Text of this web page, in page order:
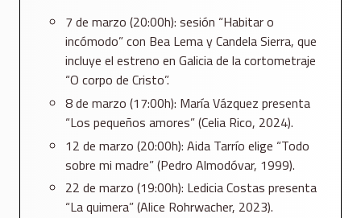
7 de marzo (20:00h): sesión “Habitar o
incómodo” con Bea Lema y Candela Sierra, que
incluye el estreno en Galicia de la cortometraje
“O corpo de Cristo”.
8 de marzo (17:00h): María Vázquez presenta
“Los pequeños amores” (Celia Rico, 2024).
12 de marzo (20:00h): Aida Tarrío elige “Todo
sobre mi madre” (Pedro Almodóvar, 1999).
22 de marzo (19:00h): Ledicia Costas presenta
“La quimera” (Alice Rohrwacher, 2023).